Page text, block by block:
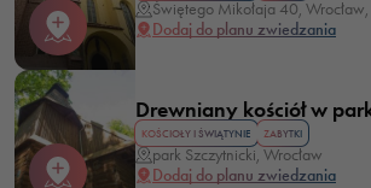
Świętego Mikołaja 40,
Dodaj do planu zwiedzania
Drewniany kościół w
KOŚCIOŁY I ŚWIĄTYNIE ZABYTKI
park Szczytnicki, Wrocław
Dodaj do planu zwiedzania